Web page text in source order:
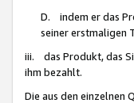
D. indem er das
seiner erstmaligen
iii. das Produkt, das
ihm bezahlt.
Die aus den einzelnen